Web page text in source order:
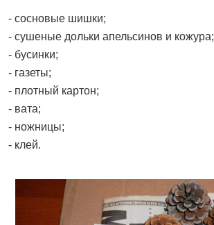
- сосновые шишки;
- сушеные дольки апельсинов и кожура;
- бусинки;
- газеты;
- плотный картон;
- вата;
- ножницы;
- клей.